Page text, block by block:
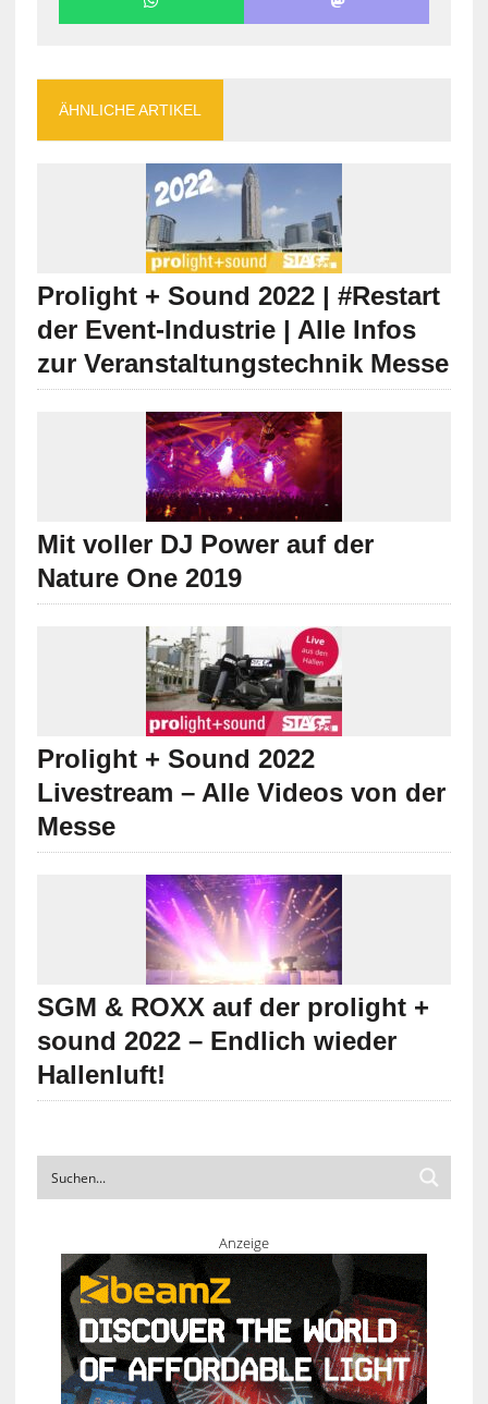
ÄHNLICHE ARTIKEL
Prolight + Sound 2022 | #Restart
der Event-Industrie | Alle Infos
zur Veranstaltungstechnik Messe
Mit voller DJ Power auf der
Nature One 2019
Prolight + Sound 2022
Livestream – Alle Videos von der
Messe
SGM & ROXX auf der prolight +
sound 2022 – Endlich wieder
Hallenluft!
Anzeige